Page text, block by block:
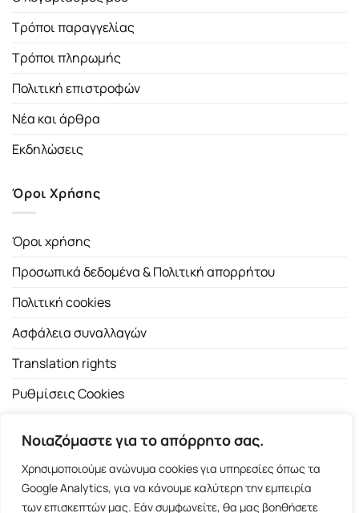
Νοιαζόμαστε για το απόρρητο σας.
Χρησιμοποιούμε ανώνυμα cookies για υπηρεσίες όπως τα
Google Analytics, για να κάνουμε καλύτερη την εμπειρία
των επισκεπτών μας. Εάν συμφωνείτε, θα μας βοηθήσετε
Τρόποι παραγγελίας
Τρόποι πληρωμής
Πολιτική επιστροφών
Νέα και άρθρα
Εκδηλώσεις
Όροι Χρήσης
Όροι χρήσης
Προσωπικά δεδομένα & Πολιτική απορρήτου
Πολιτική cookies
Ασφάλεια συναλλαγών
Translation rights
Ρυθμίσεις Cookies